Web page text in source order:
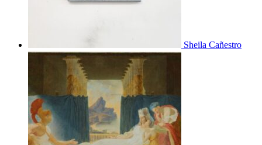
Sheila Cañestro